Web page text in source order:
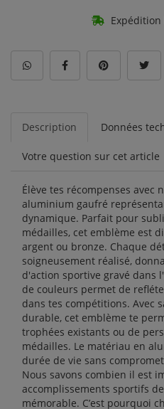
Expédition
Description Données
Votre question sur cet article
Élève tes récompenses avec
aluminium gaufré
dynamique. Parfait pour
médailles, cet emblème est
argent ou bronze. Chaque
soigneusement réalisé,
d'action sportive gravé dans
de couleurs permet de
dans tes compétitions. Avec
durable, cet emblème te
trophées existants ou de
médailles. Le matériau en
durée de vie sans
Nous savons combien il est
accomplissements sportifs
mémorable. C’est pourquoi